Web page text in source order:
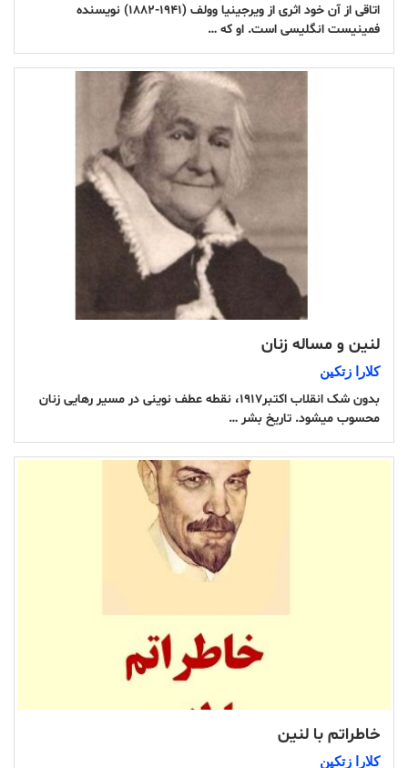
اتاقی از آن خود اثری از ویرجینیا وولف (۱۹۴۱-۱۸۸۲) نویسنده
فمینیست انگلیسی است. او که …
لنین و مساله زنان
كلارا زتكین
بدون شک انقلاب اکتبر۱۹۱۷، نقطه عطف نوینی در مسیر رهایی زنان
محسوب می­­شود. تاریخ بشر …
خاطراتم با لنین
كلارا زتكین